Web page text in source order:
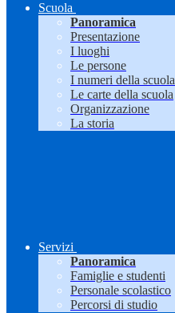
Scuola
Panoramica
Presentazione
I luoghi
Le persone
I numeri della scuola
Le carte della scuola
Organizzazione
La storia
Servizi
Panoramica
Famiglie e studenti
Personale scolastico
Percorsi di studio